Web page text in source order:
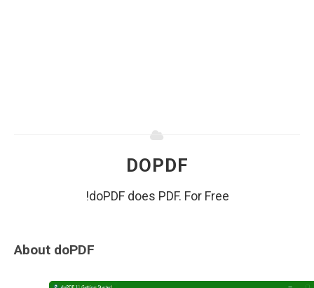
DOPDF
doPDF does PDF. For Free!
About doPDF